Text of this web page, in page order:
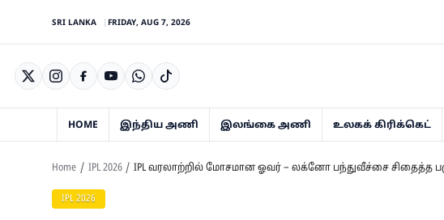
SRI LANKA FRIDAY, AUG 7, 2026
HOME இந்திய அணி இலங்கை அணி உலகக் கிரிக்கெட்
Home IPL 2026 IPL வரலாற்றில் மோசமான ஓவர் – லக்னோ பந்துவீச்சை சிதைத்த
IPL 2026